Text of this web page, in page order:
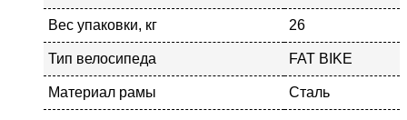
Вес упаковки, кг 26
Тип велосипеда FAT BIKE
Материал рамы Сталь